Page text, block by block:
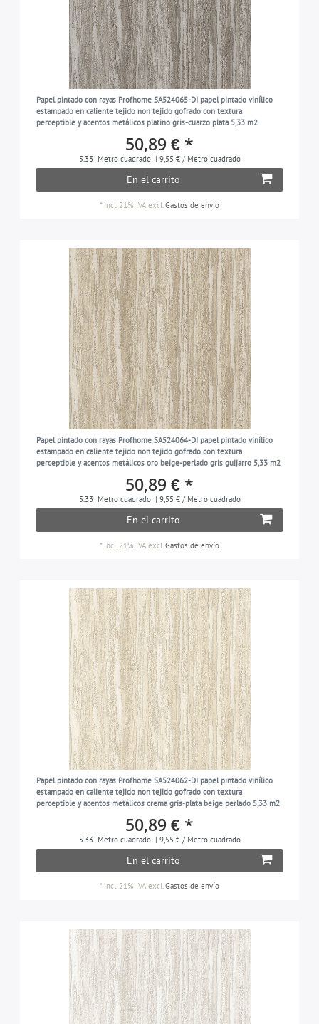
Papel pintado con rayas Profhome SA524065-DI papel pintado vinílico
estampado en caliente tejido non tejido gofrado con textura
perceptible y acentos metálicos platino gris-cuarzo plata 5,33 m2
50,89 € *
5.33 Metro cuadrado | 9,55 € / Metro cuadrado
En el carrito
* incl. 21% IVA excl. Gastos de envío
Papel pintado con rayas Profhome SA524064-DI papel pintado vinílico
estampado en caliente tejido non tejido gofrado con textura
perceptible y acentos metálicos oro beige-perlado gris guijarro 5,33 m2
50,89 € *
5.33 Metro cuadrado | 9,55 € / Metro cuadrado
En el carrito
* incl. 21% IVA excl.Gastos de envío
Papel pintado con rayas Profhome SA524062-DI papel pintado vinílico
estampado en caliente tejido non tejido gofrado con textura
perceptible y acentos metálicos crema gris-plata beige perlado 5,33 m2
50,89 € *
5.33 Metro cuadrado | 9,55 € / Metro cuadrado
En el carrito
* incl. 21% IVA excl.Gastos de envío